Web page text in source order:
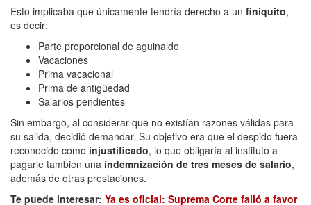
Esto implicaba que únicamente tendría derecho a un finiquito,
es decir:
Parte proporcional de aguinaldo
Vacaciones
Prima vacacional
Prima de antigüedad
Salarios pendientes
Sin embargo, al considerar que no existían razones válidas para
su salida, decidió demandar. Su objetivo era que el despido fuera
reconocido como injustificado, lo que obligaría al instituto a
pagarle también una indemnización de tres meses de salario,
además de otras prestaciones.
Te puede interesar: Ya es oficial: Suprema Corte falló a favor